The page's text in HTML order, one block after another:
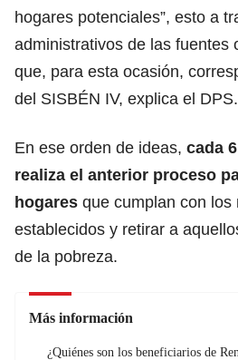
hogares potenciales”, esto a
administrativos de las fuentes
que, para esta ocasión,
del SISBÉN IV, explica el DPS.
En ese orden de ideas, cada
realiza el anterior proceso
hogares que cumplan con los
establecidos y retirar a
de la pobreza.
Más información
¿Quiénes son los beneficiarios de